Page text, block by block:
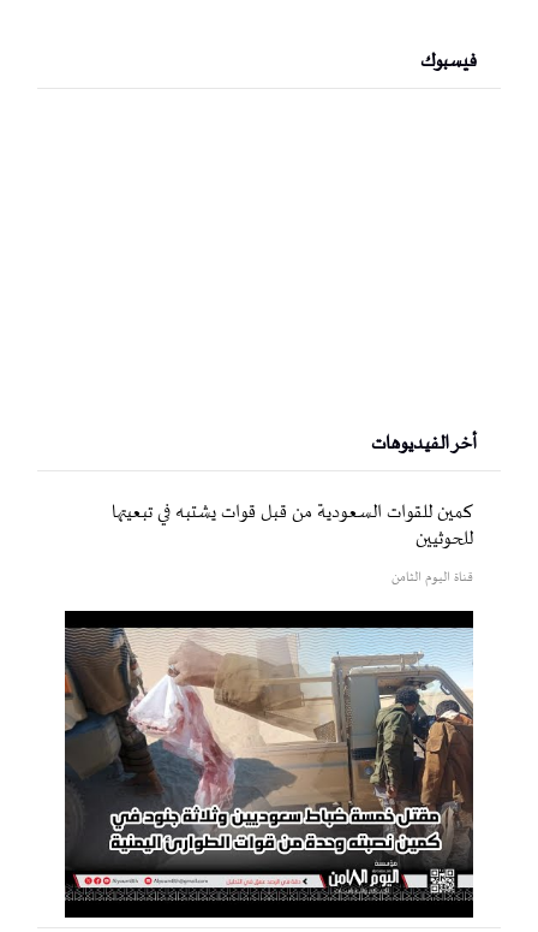
فيسبوك
أخر الفيديوهات
كمين للقوات السعودية من قبل قوات يشتبه في تبعيتها
للحوثيين
قناة اليوم الثامن